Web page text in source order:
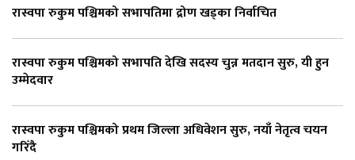
रास्वपा रुकुम पश्चिमको सभापतिमा द्रोण खड्का निर्वाचित
रास्वपा रुकुम पश्चिमको सभापति देखि सदस्य चुन्न मतदान सुरु, यी हुन
उम्मेदवार
रास्वपा रुकुम पश्चिमको प्रथम जिल्ला अधिवेशन सुरु, नयाँ नेतृत्व चयन
गरिँदै